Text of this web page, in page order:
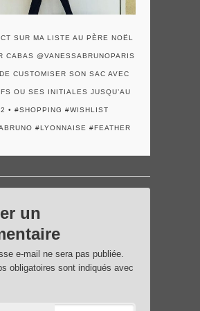
SUR MA LISTE AU PÈRE NOËL
CABAS @VANESSABRUNOPARIS
CUSTOMISER SON SAC AVEC
OU SES INITIALES JUSQU’AU
• #SHOPPING #WISHLIST
#LYONNAISE #FEATHER
un
e-mail ne sera pas publiée.
obligatoires sont indiqués avec